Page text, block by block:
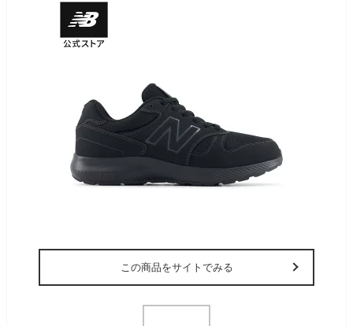
この商品をサイトでみる